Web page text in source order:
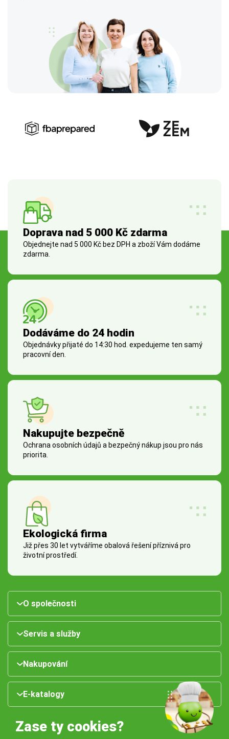
Doprava nad 5 000 Kč zdarma
Objednejte nad 5 000 Kč bez DPH a zboží Vám dodáme
zdarma.
Dodáváme do 24 hodin
Objednávky přijaté do 14:30 hod. expedujeme ten samý
pracovní den.
Nakupujte bezpečně
Ochrana osobních údajů a bezpečný nákup jsou pro nás
priorita.
Ekologická firma
Již přes 30 let vytváříme obalová řešení příznivá pro
životní prostředí.
O společnosti
Servis a služby
Nakupování
E-katalogy
Zase ty cookies?